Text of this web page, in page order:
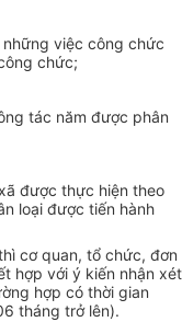
việc công chức
chức;
tác năm được phân
được thực hiện theo
loại được tiến hành
cơ quan, tổ chức, đơn
hợp với ý kiến nhận xét
hợp có thời gian
tháng trở lên).